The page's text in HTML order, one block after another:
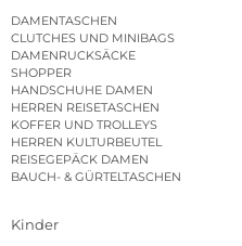
DAMENTASCHEN
CLUTCHES UND MINIBAGS
DAMENRUCKSÄCKE
SHOPPER
HANDSCHUHE DAMEN
HERREN REISETASCHEN
KOFFER UND TROLLEYS
HERREN KULTURBEUTEL
REISEGEPÄCK DAMEN
BAUCH- & GÜRTELTASCHEN
Kinder